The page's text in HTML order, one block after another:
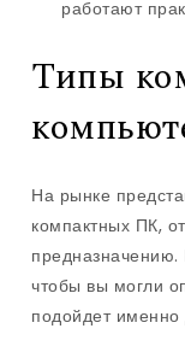
работают
Типы
На рынке
компактных ПК,
чтобы вы могли
подойдет именно